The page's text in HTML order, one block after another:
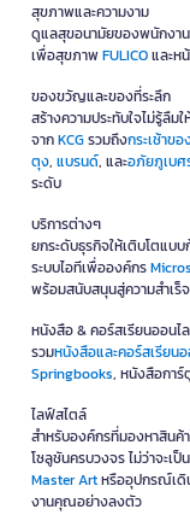
สุขภาพและความงาม
ดูแลสุขอนามัยของพนักงา
เพื่อสุขภาพFULICOและห
ของขวัญและของที่ระลึก
สร้างความประทับใจไม่รู้ลื
จากKCGรวมถึงกระเช้าข
ตุง, แบรนด์, และอภัยภูเบศ
ระดับ
บริการต่างๆ
ยกระดับธุรกิจให้เติบโตแบบ
ระบบไอทีเพื่อองค์กร
พร้อมสนับสนุนสู่ความสำเร็
หนังสือ & คอร์สเรียนออนไ
รวมหนังสือและคอร์สเรียน
Springbooks, หนังสือการ์
ไลฟ์สไตล์
สำหรับองค์กรที่มองหาสินค้า
โซลูชันครบวงจร ไม่ว่าจะเ
Master Artหรืออุปกรณ์เดิ
งานคุณอย่างลงตัว